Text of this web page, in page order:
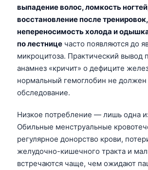
выпадение волос, ломкость
восстановление после тренировок,
непереносимость холода и
по лестнице часто появляются до
микроцитоза. Практический вывод
анамнез «кричит» о дефиците
нормальный гемоглобин не должен
обследование.
Низкое потребление — лишь одна
Обильные менструальные
регулярное донорство крови,
желудочно-кишечного тракта и
встречаются чаще, чем ожидают
Bosanski
Azərbaycan dili
Eesti
日本語
Čeština
ქართული
Lietuvių kalba
한국어
Slovenščina